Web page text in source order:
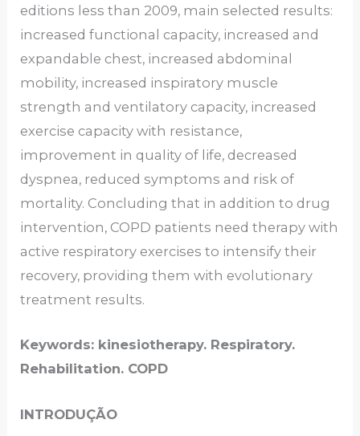
editions less than 2009, main selected results:
increased functional capacity, increased and
expandable chest, increased abdominal
mobility, increased inspiratory muscle
strength and ventilatory capacity, increased
exercise capacity with resistance,
improvement in quality of life, decreased
dyspnea, reduced symptoms and risk of
mortality. Concluding that in addition to drug
intervention, COPD patients need therapy with
active respiratory exercises to intensify their
recovery, providing them with evolutionary
treatment results.
Keywords: kinesiotherapy. Respiratory.
Rehabilitation. COPD
INTRODUÇÃO